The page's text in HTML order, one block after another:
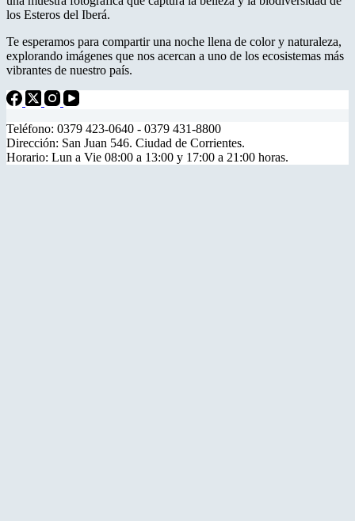
los Esteros del Iberá.
Te esperamos para compartir una noche llena de color y naturaleza,
explorando imágenes que nos acercan a uno de los ecosistemas más
vibrantes de nuestro país.
Teléfono: 0379 423-0640 - 0379 431-8800
Dirección: San Juan 546. Ciudad de Corrientes.
Horario: Lun a Vie 08:00 a 13:00 y 17:00 a 21:00 horas.